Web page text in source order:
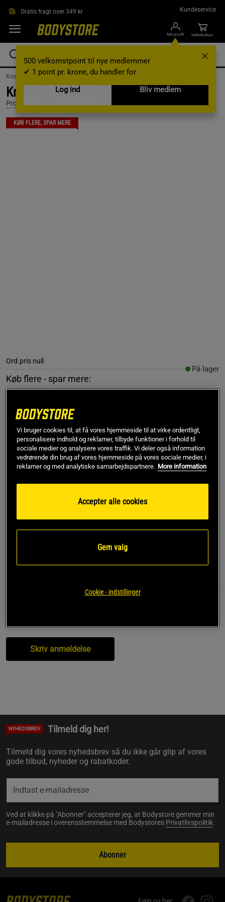
Gratis fragt over 349 kr Kundeservice
Min profil
500 velkomstpoint til nye medlemmer
✔ 1 point pr. krone, du handler for
Log ind
Bliv medlem
Indkøbskurv
Kosttilskud / Kreatin / Kre-Alkalyn
Kre-Alkalyn 150 kapsler
Proteinfabrikken
KØB FLERE, SPAR MERE
Ord.pris null
På lager
Køb flere - spar mere:
0 kr
-10%
Gælder også når du køber forskellige smagsvarianter
Føj til indkøbskurven
Gratis retur 14 dages fortrydelsesret
SKU #300166| EAN7350132943830
Skriv anmeldelse
NYHEDSBREV Tilmeld dig her!
Tilmeld dig vores nyhedsbrev så du ikke går glip af vores
gode tilbud, nyheder og rabatkoder.
Ved at klikke på "Abonner" accepterer jeg, at Bodystore gemmer min
e-mailadresse i overensstemmelse med Bodystores Privatlivspolitik.
Abonner
Vi bruger cookies til, at få vores hjemmeside til at virke ordentligt,
personalisere indhold og reklamer, tilbyde funktioner i forhold til
sociale medier og analysere vores traffik. Vi deler også information
vedrørende din brug af vores hjemmeside på vores sociale medier, i
reklamer og med analytiske samarbejdspartnere. More information
Accepter alle cookies
Gem valg
Cookie - indstillinger